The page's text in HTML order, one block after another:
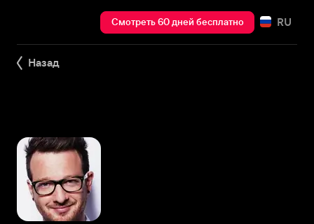
Смотреть 60 дней бесплатно RU
Назад